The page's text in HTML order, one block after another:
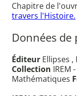
Chapitre de
travers l'Histoire.
Données
Éditeur Ellipses ,
Collection IREM
Mathématiques